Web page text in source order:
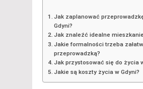
Jak zaplanować
Gdyni?
Jak znaleźć idealne
Jakie formalności trzeba
przeprowadzką?
Jak przystosować się do życia
Jakie są koszty życia w Gdyni?